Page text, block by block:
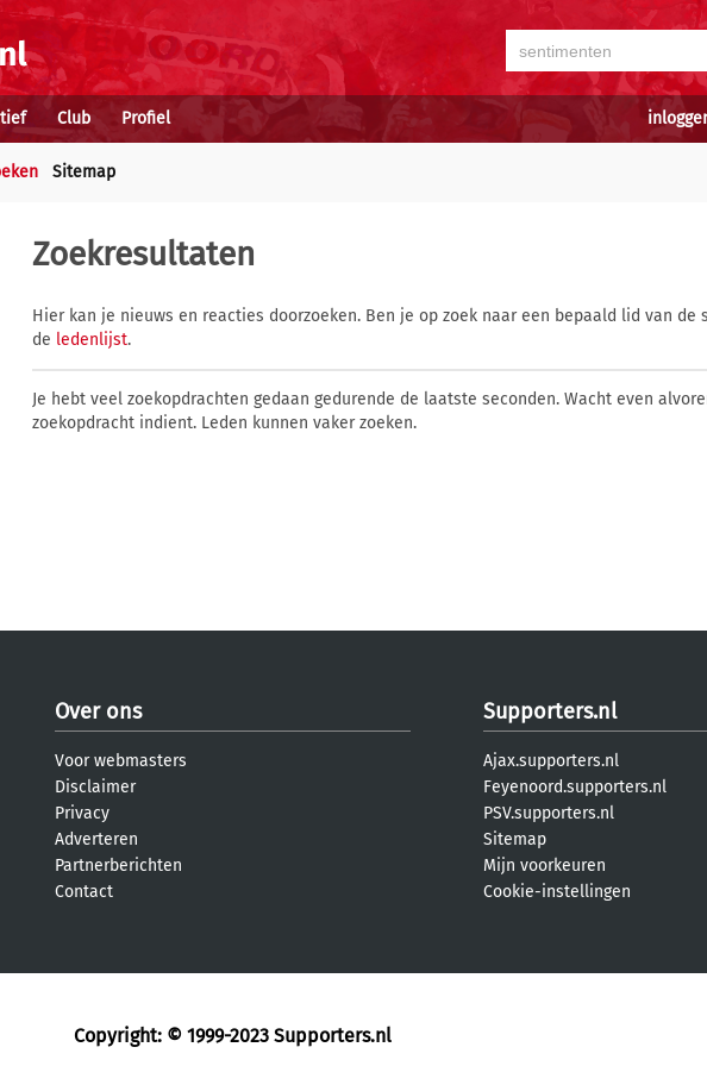
Club Profiel
Sitemap
Zoekresultaten
Hier kan je nieuws en reacties doorzoeken. Ben je op zoek naar een bepaald lid van de
de ledenlijst.
Je hebt veel zoekopdrachten gedaan gedurende de laatste seconden. Wacht even
zoekopdracht indient. Leden kunnen vaker zoeken.
Over ons
Voor webmasters
Disclaimer
Privacy
Adverteren
Partnerberichten
Contact
Supporters.nl
Ajax.supporters.nl
Feyenoord.supporters.nl
PSV.supporters.nl
Sitemap
Mijn voorkeuren
Cookie-instellingen
Copyright: © 1999-2023 Supporters.nl